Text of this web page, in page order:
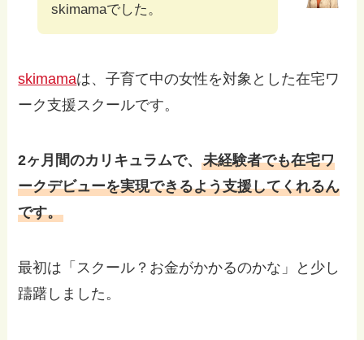
skimamaでした。
skimamaは、子育て中の女性を対象とした在宅ワ
ーク支援スクールです。
2ヶ月間のカリキュラムで、未経験者でも在宅ワ
ークデビューを実現できるよう支援してくれるん
です。
最初は「スクール？お金がかかるのかな」と少し
躊躇しました。